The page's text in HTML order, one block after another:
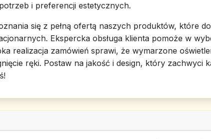
i preferencji estetycznych.
się z pełną ofertą naszych produktów, które
Ekspercka obsługa klienta pomoże w
realizacja zamówień sprawi, że wymarzone
ręki. Postaw na jakość i design, który zachwyci